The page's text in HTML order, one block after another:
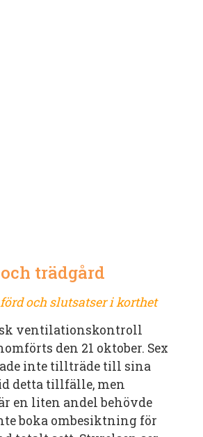
trädgård
och slutsatser i korthet
ventilationskontroll
den 21 oktober. Sex
inte tillträde till sina
detta tillfälle, men
en liten andel behövde
boka ombesiktning för